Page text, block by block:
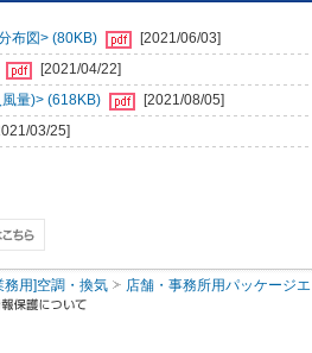
布図> (80KB)
[2021/06/03]
[2021/04/22]
量)> (618KB)
[2021/08/05]
03/25]
務用]空調・換気 店舗・事務所用パッケージ